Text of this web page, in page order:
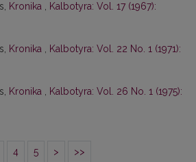
Kronika
Kalbotyra: Vol. 17 (1967):
Kronika
Kalbotyra: Vol. 22 No. 1 (1971):
Kronika
Kalbotyra: Vol. 26 No. 1 (1975):
4 5 > >>